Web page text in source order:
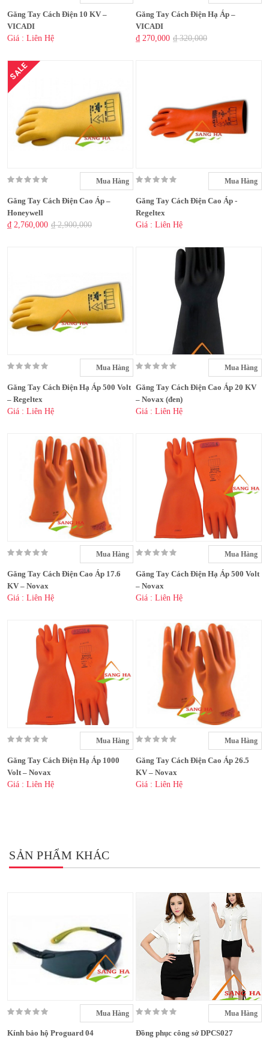
Găng Tay Cách Điện 10 KV –
VICADI
Giá : Liên Hệ
Găng Tay Cách Điện Hạ Áp –
VICADI
₫ 270,000 ₫ 320,000
SALE
Mua Hàng
Găng Tay Cách Điện Cao Áp –
Honeywell
₫ 2,760,000 ₫ 2,900,000
Mua Hàng
Găng Tay Cách Điện Cao Áp -
Regeltex
Giá : Liên Hệ
Mua Hàng
Găng Tay Cách Điện Hạ Áp 500 Volt
– Regeltex
Giá : Liên Hệ
Mua Hàng
Găng Tay Cách Điện Cao Áp 20 KV
– Novax (đen)
Giá : Liên Hệ
Mua Hàng
Găng Tay Cách Điện Cao Áp 17.6
KV – Novax
Giá : Liên Hệ
Mua Hàng
Găng Tay Cách Điện Hạ Áp 500 Volt
– Novax
Giá : Liên Hệ
Mua Hàng
Găng Tay Cách Điện Hạ Áp 1000
Volt – Novax
Giá : Liên Hệ
Mua Hàng
Găng Tay Cách Điện Cao Áp 26.5
KV – Novax
Giá : Liên Hệ
SẢN PHẨM KHÁC
Mua Hàng
Kính bảo hộ Proguard 04
Mua Hàng
Đồng phục công sở DPCS027